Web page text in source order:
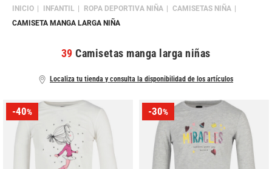
INICIO INFANTIL ROPA DEPORTIVA NIÑA
CAMISETAS NIÑA
CAMISETA MANGA LARGA NIÑA
Localiza tu tienda y consulta la disponibilidad de los artículos
39 Camisetas manga larga niñas
-40% -30%